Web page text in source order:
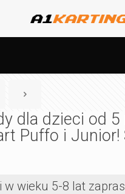
dla dzieci od 5
Puffo i Junior!
w wieku 5-8 lat